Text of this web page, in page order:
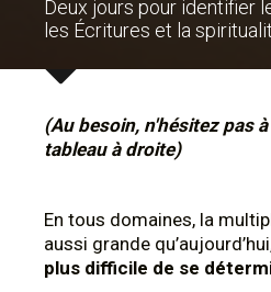
Deux jours pour identifier
les Écritures et la
(Au besoin, n'hésitez pas
tableau à droite)
En tous domaines, la
aussi grande
plus difficile de se